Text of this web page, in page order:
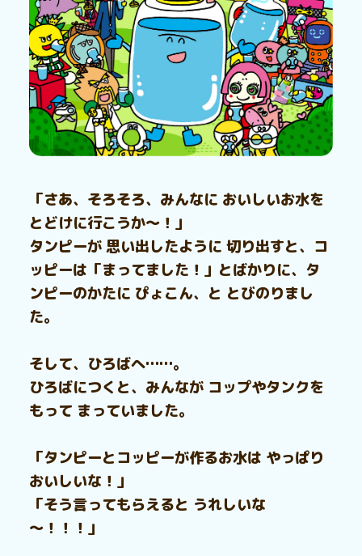
「さあ、そろそろ、みんなに おいしいお水を
とどけに行こうか～！」
タンピーが 思い出したように 切り出すと、コ
ッピーは「まってました！」とばかりに、タ
ンピーのかたに ぴょこん、と とびのりまし
た。
そして、ひろばへ……。
ひろばにつくと、みんなが コップやタンクを
もって まっていました。
「タンピーとコッピーが作るお水は やっぱり
おいしいな！」
「そう言ってもらえると うれしいな
～！！！」